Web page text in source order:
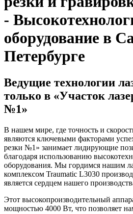
-
оборудование в
Петербурге
Ведущие технологии
только в «Участок
№1»
В нашем мире, где точность и
являются ключевыми факторами
резки №1» занимает лидирующие
благодаря использованию
оборудования. Мы гордимся нашим
комплексом Traumatic L3030
является сердцем нашего
Этот высокопроизводительный
мощностью 4000 Вт, что позволяет